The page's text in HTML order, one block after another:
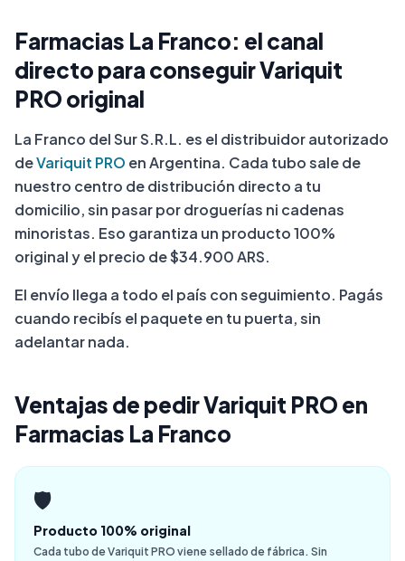
Farmacias La Franco: el canal
directo para conseguir Variquit
PRO original
La Franco del Sur S.R.L. es el distribuidor autorizado
deVariquit PRO en Argentina. Cada tubo sale de
nuestro centro de distribución directo a tu
domicilio, sin pasar por droguerías ni cadenas
minoristas. Eso garantiza un producto 100%
original y el precio de $34.900 ARS.
El envío llega a todo el país con seguimiento. Pagás
cuando recibís el paquete en tu puerta, sin
adelantar nada.
Ventajas de pedir Variquit PRO en
Farmacias La Franco
🛡️
Producto 100% original
Cada tubo de Variquit PRO viene sellado de fábrica. Sin